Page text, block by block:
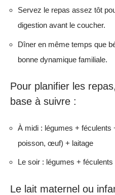
Servez le repas assez tôt
digestion avant le coucher.
Dîner en même temps que
bonne dynamique familiale.
Pour planifier les
base à suivre :
À midi : légumes + féculents
poisson, œuf) + laitage
Le soir : légumes +
Le lait maternel ou